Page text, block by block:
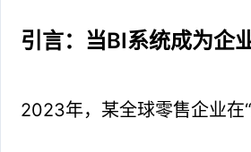
引言：当BI系统成为企
2023年，某全球零售企业在